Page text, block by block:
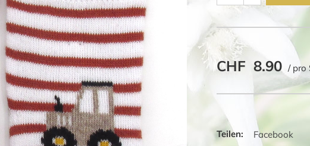
Menge
CHF 8.90 / pro
Facebook